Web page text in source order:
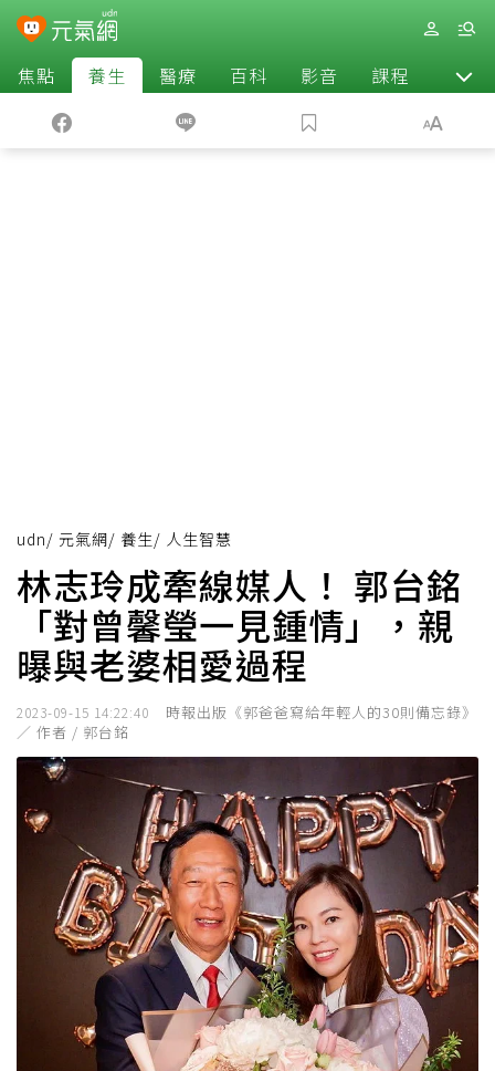
焦點 養生 醫療 百科 影音 課程 退休
udn/ 元氣網/ 養生/ 人生智慧
林志玲成牽線媒人！ 郭台銘
「對曾馨瑩一見鍾情」，親
曝與老婆相愛過程
2023-09-15 14:22:40
時報出版《郭爸爸寫給年輕人的30則備忘錄》
／ 作者 / 郭台銘